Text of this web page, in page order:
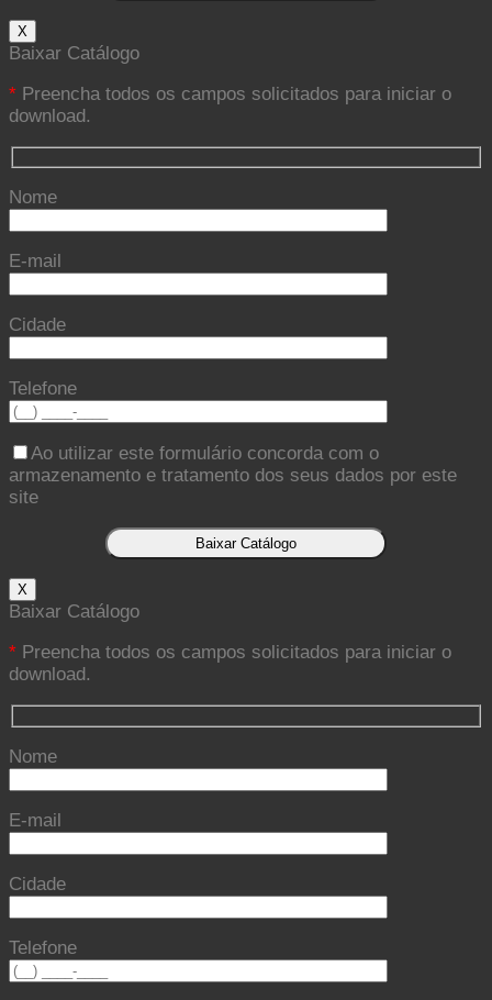
X
Baixar Catálogo
* Preencha todos os campos solicitados para iniciar o
download.
Nome
E-mail
Cidade
Telefone
Ao utilizar este formulário concorda com o
armazenamento e tratamento dos seus dados por este
site
X
Baixar Catálogo
* Preencha todos os campos solicitados para iniciar o
download.
Nome
E-mail
Cidade
Telefone